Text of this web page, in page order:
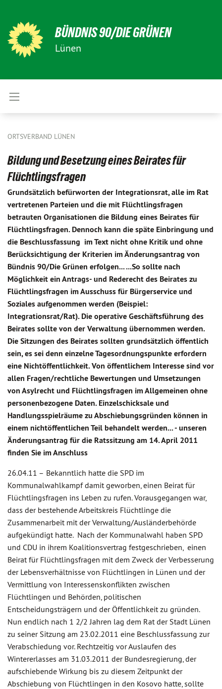
BÜNDNIS 90/DIE GRÜNEN
Lünen
ORTSVERBAND LÜNEN
Bildung und Besetzung eines Beirates für
Flüchtlingsfragen
Grundsätzlich befürworten der Integrationsrat, alle im Rat
vertretenen Parteien und die mit Flüchtlingsfragen
betrauten Organisationen die Bildung eines Beirates für
Flüchtlingsfragen. Dennoch kann die späte Einbringung und
die Beschlussfassung im Text nicht ohne Kritik und ohne
Berücksichtigung der Kriterien im Änderungsantrag von
Bündnis 90/Die Grünen erfolgen... ...So sollte nach
Möglichkeit ein Antrags- und Rederecht des Beirates zu
Flüchtlingsfragen im Ausschuss für Bürgerservice und
Soziales aufgenommen werden (Beispiel:
Integrationsrat/Rat). Die operative Geschäftsführung des
Beirates sollte von der Verwaltung übernommen werden.
Die Sitzungen des Beirates sollten grundsätzlich öffentlich
sein, es sei denn einzelne Tagesordnungspunkte erfordern
eine Nichtöffentlichkeit. Von öffentlichem Interesse sind vor
allen Fragen/rechtliche Bewertungen und Umsetzungen
von Asylrecht und Flüchtlingsfragen im Allgemeinen ohne
personenbezogene Daten. Einzelschicksale und
Handlungsspielräume zu Abschiebungsgründen können in
einem nichtöffentlichen Teil behandelt werden... - unseren
Änderungsantrag für die Ratssitzung am 14. April 2011
finden Sie im Anschluss
26.04.11 – Bekanntlich hatte die SPD im
Kommunalwahlkampf damit geworben, einen Beirat für
Flüchtlingsfragen ins Leben zu rufen. Vorausgegangen war,
dass der bestehende Arbeitskreis Flüchtlinge die
Zusammenarbeit mit der Verwaltung/Ausländerbehörde
aufgekündigt hatte. Nach der Kommunalwahl haben SPD
und CDU in ihrem Koalitionsvertrag festgeschrieben, einen
Beirat für Flüchtlingsfragen mit dem Zweck der Verbesserung
der Lebensverhältnisse von Flüchtlingen in Lünen und der
Vermittlung von Interessenskonflikten zwischen
Flüchtlingen und Behörden, politischen
Entscheidungsträgern und der Öffentlichkeit zu gründen.
Nun endlich nach 1 2/2 Jahren lag dem Rat der Stadt Lünen
zu seiner Sitzung am 23.02.2011 eine Beschlussfassung zur
Verabschiedung vor. Rechtzeitig vor Auslaufen des
Wintererlasses am 31.03.2011 der Bundesregierung, der
aufschiebende Wirkung bis zu diesem Zeitpunkt der
Abschiebung von Flüchtlingen in den Kosovo hatte, sollte